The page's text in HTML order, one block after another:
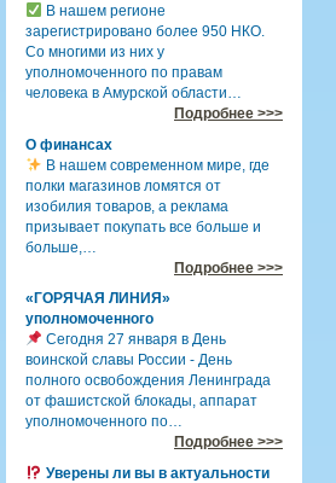
В нашем регионе
зарегистрировано более 950 НКО.
Со многими из них у
уполномоченного по правам
человека в Амурской области…
Подробнее >>>
О финансах
В нашем современном мире, где
полки магазинов ломятся от
изобилия товаров, а реклама
призывает покупать все больше и
больше,…
Подробнее >>>
«ГОРЯЧАЯ ЛИНИЯ»
уполномоченного
Сегодня 27 января в День
воинской славы России - День
полного освобождения Ленинграда
от фашистской блокады, аппарат
уполномоченного по…
Подробнее >>>
Уверены ли вы в актуальности